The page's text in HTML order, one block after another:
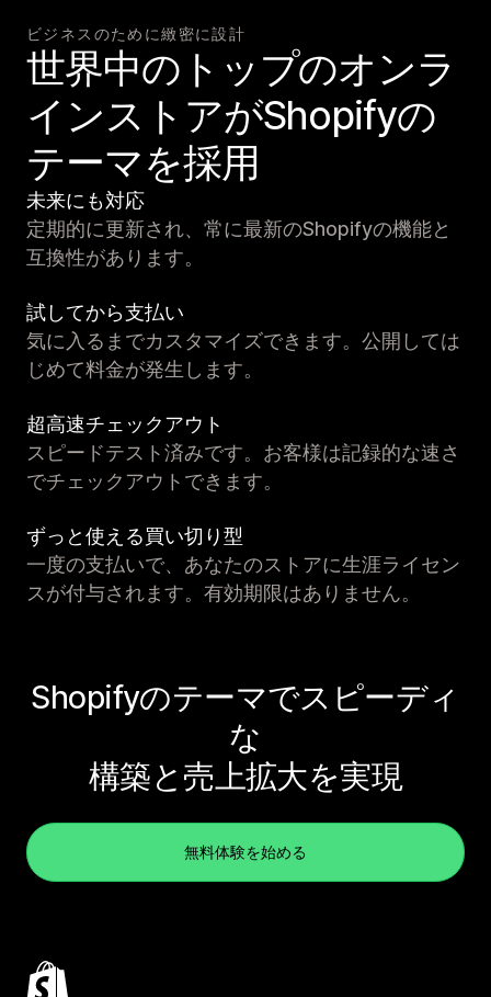
ビジネスのために緻密に設計
世界中のトップのオンラ
インストアがShopifyの
テーマを採用
未来にも対応
定期的に更新され、常に最新のShopifyの機能と
互換性があります。
試してから支払い
気に入るまでカスタマイズできます。公開しては
じめて料金が発生します。
超高速チェックアウト
スピードテスト済みです。お客様は記録的な速さ
でチェックアウトできます。
ずっと使える買い切り型
一度の支払いで、あなたのストアに生涯ライセン
スが付与されます。有効期限はありません。
Shopifyのテーマでスピーディ
な
構築と売上拡大を実現
無料体験を始める